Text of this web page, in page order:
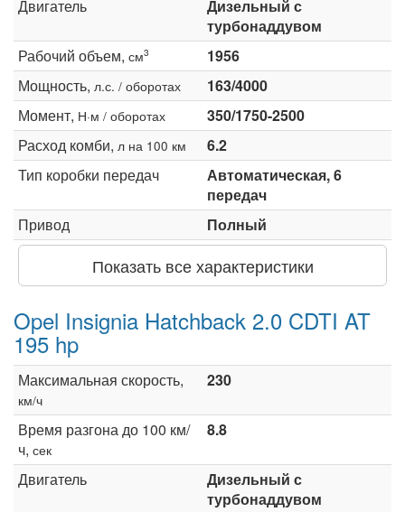
Двигатель
Дизельный с
турбонаддувом
Рабочий объем, см3
1956
Мощность, л.с. / оборотах
163/4000
Момент, Н·м / оборотах
350/1750-2500
Расход комби, л на 100 км
6.2
Тип коробки передач
Автоматическая, 6
передач
Привод
Полный
Показать все характеристики
Opel Insignia Hatchback 2.0 CDTI AT
195 hp
Максимальная скорость,
км/ч
230
Время разгона до 100 км/
ч, сек
8.8
Двигатель
Дизельный с
турбонаддувом